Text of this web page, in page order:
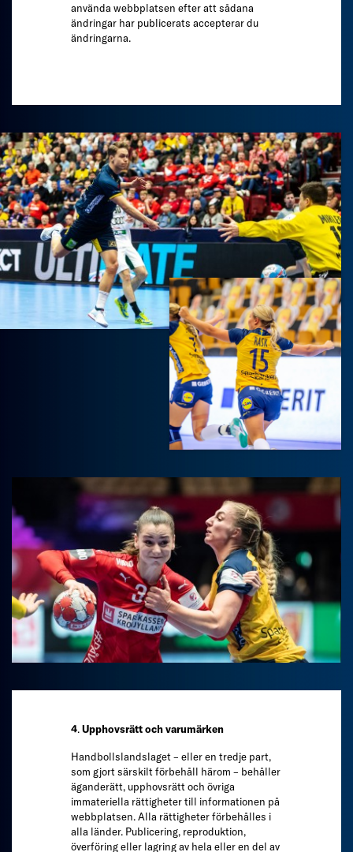
använda webbplatsen efter att sådana
ändringar har publicerats accepterar du
ändringarna.
4.Upphovsrätt och varumärken
Handbollslandslaget – eller en tredje part,
som gjort särskilt förbehåll härom – behåller
äganderätt, upphovsrätt och övriga
immateriella rättigheter till informationen på
webbplatsen. Alla rättigheter förbehålles i
alla länder. Publicering, reproduktion,
överföring eller lagring av hela eller en del av